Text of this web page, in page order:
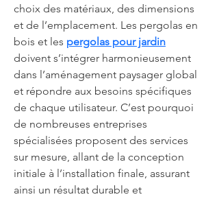
choix des matériaux, des dimensions
et de l’emplacement. Les pergolas en
bois et les pergolas pour jardin
doivent s’intégrer harmonieusement
dans l’aménagement paysager global
et répondre aux besoins spécifiques
de chaque utilisateur. C’est pourquoi
de nombreuses entreprises
spécialisées proposent des services
sur mesure, allant de la conception
initiale à l’installation finale, assurant
ainsi un résultat durable et